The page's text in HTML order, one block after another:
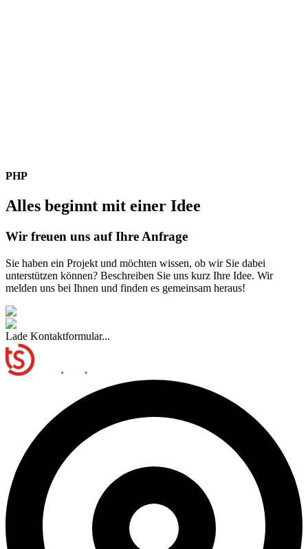
PHP
Alles beginnt mit einer Idee
Wir freuen uns auf Ihre Anfrage
Sie haben ein Projekt und möchten wissen, ob wir Sie dabei
unterstützen können? Beschreiben Sie uns kurz Ihre Idee. Wir
melden uns bei Ihnen und finden es gemeinsam heraus!
Lade Kontaktformular...